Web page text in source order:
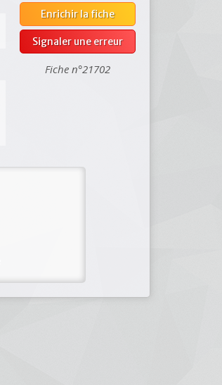
Enrichir la fiche
Signaler une erreur
Fiche n°21702